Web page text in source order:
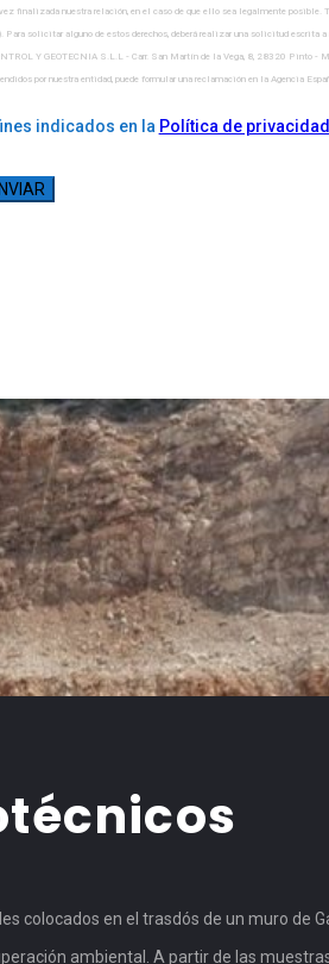
finalizada nuestra relación, en el caso de que ello sea legalmente posible.
solicitar alguno de estos derechos, deberá realizar una solicitud escrita a
Y GEOTECNIA S.L.L - Carr. San Martín de la Vega, 8, 28320 Pinto -
por nuestra entidad, puede formular una reclamación en la Agencia
indicados en la Política de privacidad
colocados en el trasdós de un muro de
ambiental. A partir de las